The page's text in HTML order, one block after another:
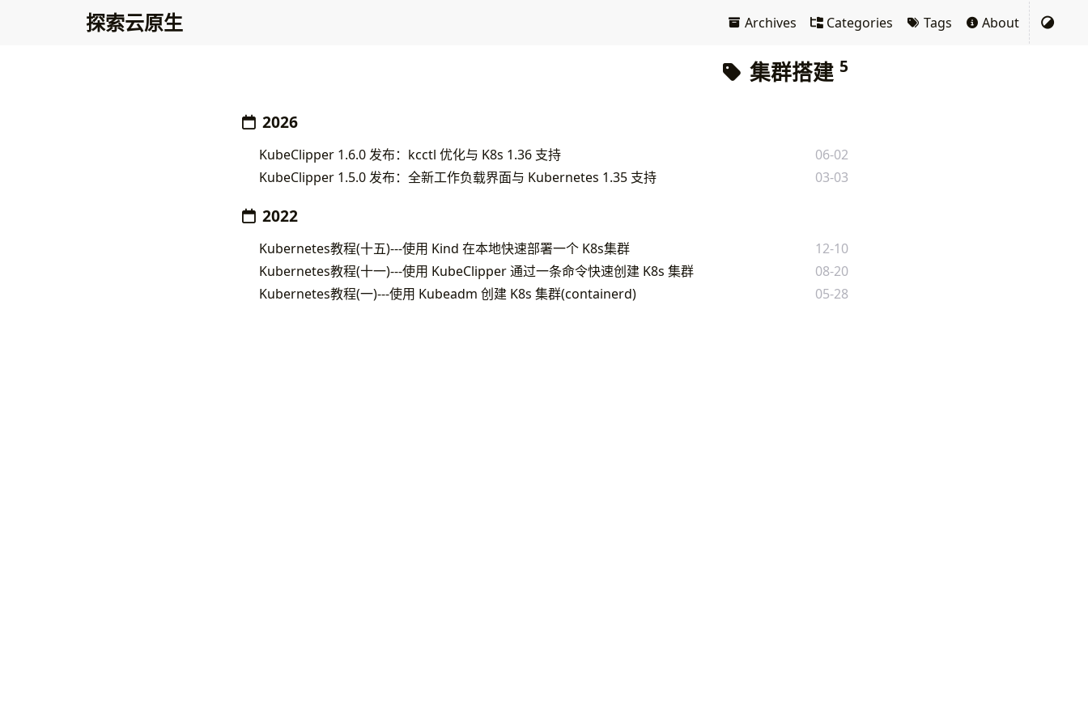
探索云原生 Archives Categories Tags About
集群搭建 5
2026
KubeClipper 1.6.0 发布：kcctl 优化与 K8s 1.36 支持
06-02
KubeClipper 1.5.0 发布：全新工作负载界面与 Kubernetes 1.35 支持
03-03
2022
Kubernetes教程(十五)---使用 Kind 在本地快速部署一个 K8s集群
12-10
Kubernetes教程(十一)---使用 KubeClipper 通过一条命令快速创建 K8s 集群
08-20
Kubernetes教程(一)---使用 Kubeadm 创建 K8s 集群(containerd)
05-28